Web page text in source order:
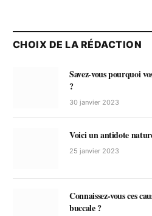
CHOIX DE LA RÉDACTION
Savez-vous pourquoi
?
30 janvier 2023
Voici un antidote
25 janvier 2023
Connaissez-vous ces
buccale ?